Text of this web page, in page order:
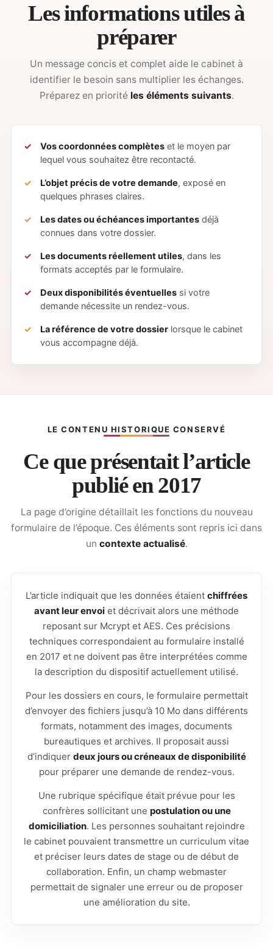
Les informations utiles à
préparer
Un message concis et complet aide le cabinet à
identifier le besoin sans multiplier les échanges.
Préparez en priorité les éléments suivants.
Vos coordonnées complètes et le moyen par
lequel vous souhaitez être recontacté.
L’objet précis de votre demande, exposé en
quelques phrases claires.
Les dates ou échéances importantes déjà
connues dans votre dossier.
Les documents réellement utiles, dans les
formats acceptés par le formulaire.
Deux disponibilités éventuelles si votre
demande nécessite un rendez-vous.
La référence de votre dossier lorsque le cabinet
vous accompagne déjà.
LE CONTENU HISTORIQUE CONSERVÉ
Ce que présentait l’article
publié en 2017
La page d’origine détaillait les fonctions du nouveau
formulaire de l’époque. Ces éléments sont repris ici dans
un contexte actualisé.
L’article indiquait que les données étaient chiffrées
avant leur envoi et décrivait alors une méthode
reposant sur Mcrypt et AES. Ces précisions
techniques correspondaient au formulaire installé
en 2017 et ne doivent pas être interprétées comme
la description du dispositif actuellement utilisé.
Pour les dossiers en cours, le formulaire permettait
d’envoyer des fichiers jusqu’à 10 Mo dans différents
formats, notamment des images, documents
bureautiques et archives. Il proposait aussi
d’indiquer deux jours ou créneaux de disponibilité
pour préparer une demande de rendez-vous.
Une rubrique spécifique était prévue pour les
confrères sollicitant une postulation ou une
domiciliation. Les personnes souhaitant rejoindre
le cabinet pouvaient transmettre un curriculum vitae
et préciser leurs dates de stage ou de début de
collaboration. Enfin, un champ webmaster
permettait de signaler une erreur ou de proposer
une amélioration du site.